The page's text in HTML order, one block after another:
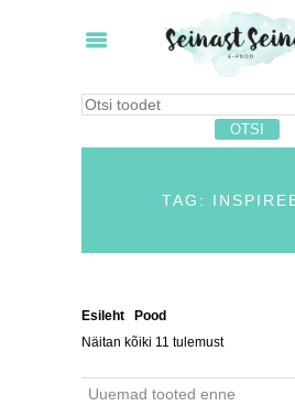
TAG:
Esileht Pood
Näitan kõiki 11 tulemust